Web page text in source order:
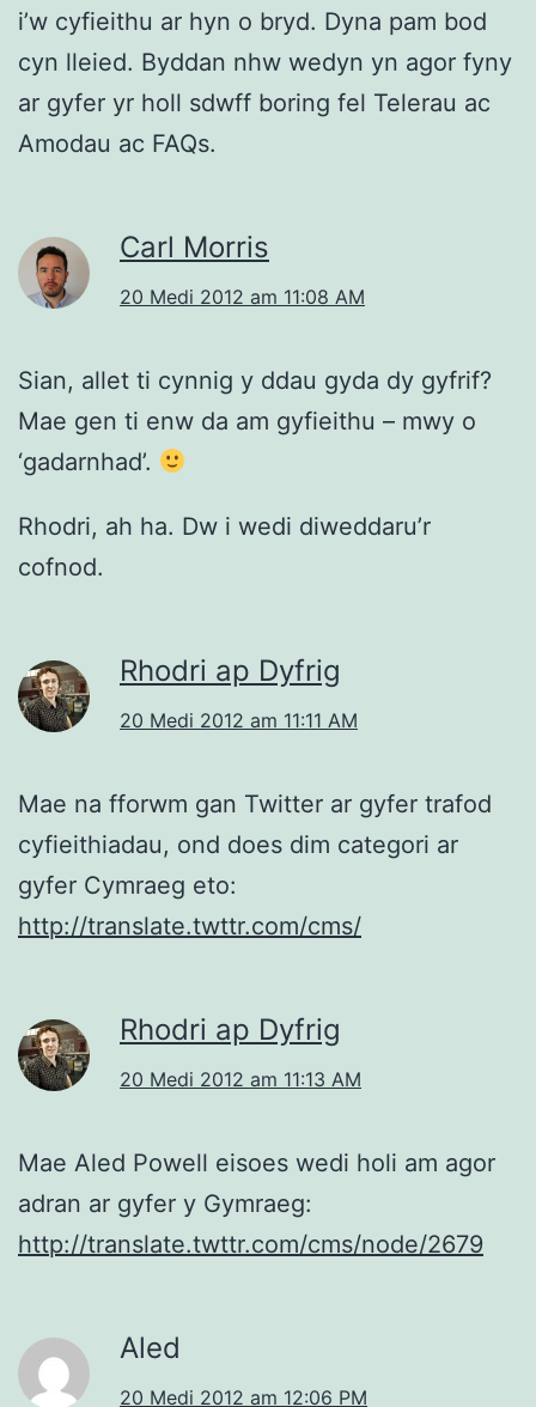
i’w cyfieithu ar hyn o bryd. Dyna pam bod
cyn lleied. Byddan nhw wedyn yn agor fyny
ar gyfer yr holl sdwff boring fel Telerau ac
Amodau ac FAQs.
Carl Morris
20 Medi 2012 am 11:08 AM
Sian, allet ti cynnig y ddau gyda dy gyfrif?
Mae gen ti enw da am gyfieithu – mwy o
‘gadarnhad’.
Rhodri, ah ha. Dw i wedi diweddaru’r
cofnod.
Rhodri ap Dyfrig
20 Medi 2012 am 11:11 AM
Mae na fforwm gan Twitter ar gyfer trafod
cyfieithiadau, ond does dim categori ar
gyfer Cymraeg eto:
http://translate.twttr.com/cms/
Rhodri ap Dyfrig
20 Medi 2012 am 11:13 AM
Mae Aled Powell eisoes wedi holi am agor
adran ar gyfer y Gymraeg:
http://translate.twttr.com/cms/node/2679
Aled
20 Medi 2012 am 12:06 PM